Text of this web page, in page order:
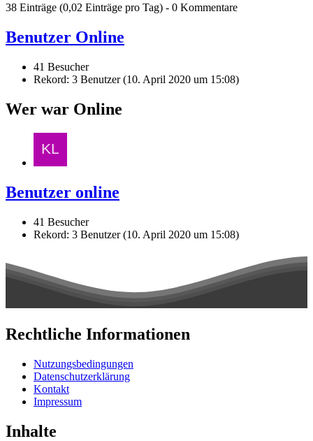
38 Einträge (0,02 Einträge pro Tag) - 0 Kommentare
Benutzer Online
41 Besucher
Rekord: 3 Benutzer (10. April 2020 um 15:08)
Wer war Online
Benutzer online
41 Besucher
Rekord: 3 Benutzer (10. April 2020 um 15:08)
Rechtliche Informationen
Nutzungsbedingungen
Datenschutzerklärung
Kontakt
Impressum
Inhalte